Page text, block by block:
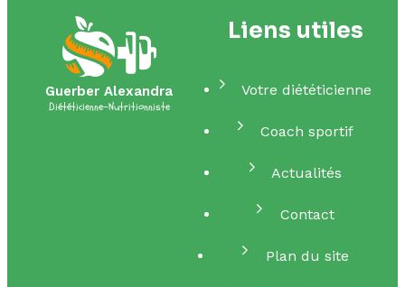
Guerber Alexandra
Diététicienne-Nutritionniste
Liens utiles
Votre diététicienne
Coach sportif
Actualités
Contact
Plan du site